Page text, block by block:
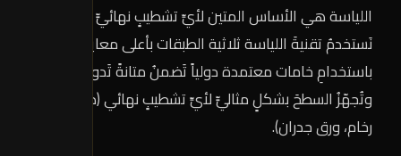
اللياسة هي الأساس المتين لأيِّ تشطيبٍ نهائيٍّ ناجح.
نَستخدمُ تقنيةَ اللياسة ثلاثية الطبقات بأعلى معايير الجودة،
باستخدامِ خامات معتمدة دولياً تَضمنُ متانةً تَدومُ لعقود
وتُجهّزُ السطحَ بشكلٍ مثاليٍّ لأيِّ تشطيبٍ نهائي (دهان،
رخام، ورق جدران).